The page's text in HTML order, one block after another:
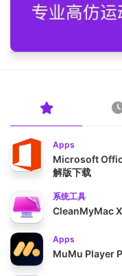
Apps
Microsoft
解版下载
系统工具
CleanMyMac
Apps
MuMu Player